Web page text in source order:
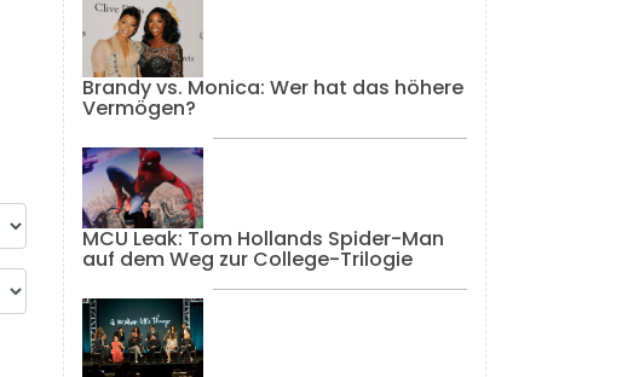
Brandy vs. Monica: Wer hat das höhere
Vermögen?
MCU Leak: Tom Hollands Spider-Man
auf dem Weg zur College-Trilogie